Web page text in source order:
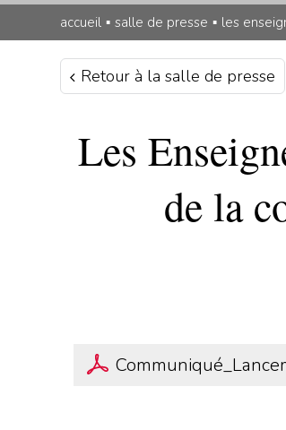
accueil ▪ salle de presse ▪ les
Retour à la salle de presse
Les
de la